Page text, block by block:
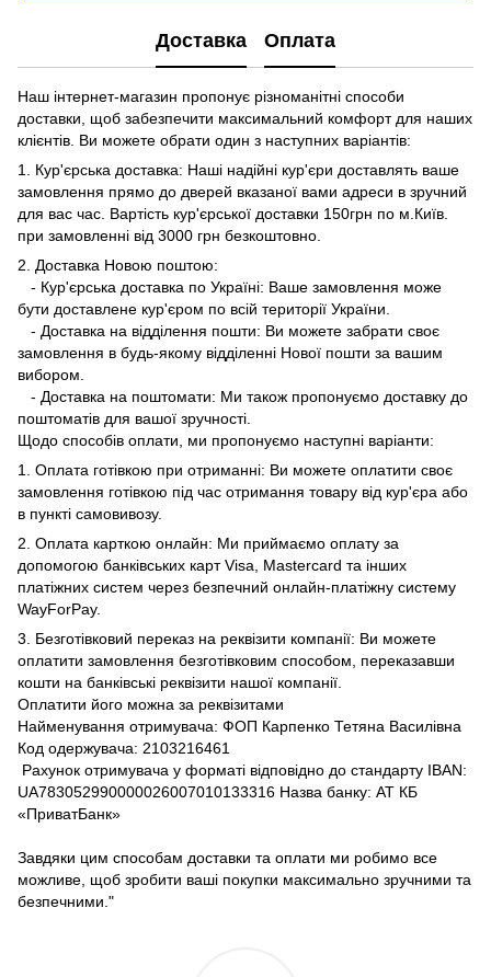
Доставка Оплата
Наш інтернет-магазин пропонує різноманітні способи
доставки, щоб забезпечити максимальний комфорт для наших
клієнтів. Ви можете обрати один з наступних варіантів:
1. Кур'єрська доставка: Наші надійні кур'єри доставлять ваше
замовлення прямо до дверей вказаної вами адреси в зручний
для вас час. Вартість кур'єрської доставки 150грн по м.Київ.
при замовленні від 3000 грн безкоштовно.
2. Доставка Новою поштою:
- Кур'єрська доставка по Україні: Ваше замовлення може
бути доставлене кур'єром по всій території України.
- Доставка на відділення пошти: Ви можете забрати своє
замовлення в будь-якому відділенні Нової пошти за вашим
вибором.
- Доставка на поштомати: Ми також пропонуємо доставку до
поштоматів для вашої зручності.
Щодо способів оплати, ми пропонуємо наступні варіанти:
1. Оплата готівкою при отриманні: Ви можете оплатити своє
замовлення готівкою під час отримання товару від кур'єра або
в пункті самовивозу.
2. Оплата карткою онлайн: Ми приймаємо оплату за
допомогою банківських карт Visa, Mastercard та інших
платіжних систем через безпечний онлайн-платіжну систему
WayForPay.
3. Безготівковий переказ на реквізити компанії: Ви можете
оплатити замовлення безготівковим способом, переказавши
кошти на банківські реквізити нашої компанії.
Оплатити його можна за реквізитами
Найменування отримувача: ФОП Карпенко Тетяна Василівна
Код одержувача: 2103216461
Рахунок отримувача у форматі відповідно до стандарту IBAN:
UA783052990000026007010133316 Назва банку: АТ КБ
«ПриватБанк»
Завдяки цим способам доставки та оплати ми робимо все
можливе, щоб зробити ваші покупки максимально зручними та
безпечними."